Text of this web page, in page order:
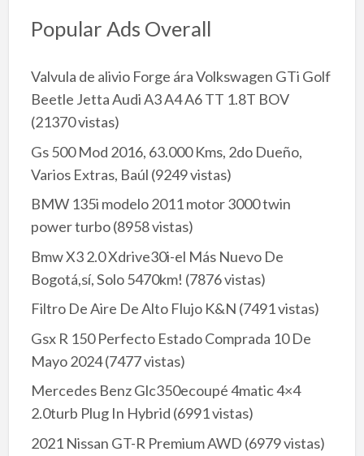
Popular Ads Overall
Valvula de alivio Forge ára Volkswagen GTi Golf
Beetle Jetta Audi A3 A4 A6 TT 1.8T BOV
(21370 vistas)
Gs 500 Mod 2016, 63.000 Kms, 2do Dueño,
Varios Extras, Baúl (9249 vistas)
BMW 135i modelo 2011 motor 3000 twin
power turbo(8958 vistas)
Bmw X3 2.0 Xdrive30i-el Más Nuevo De
Bogotá,sí, Solo 5470km! (7876 vistas)
Filtro De Aire De Alto Flujo K&N (7491 vistas)
Gsx R 150 Perfecto Estado Comprada 10 De
Mayo 2024(7477 vistas)
Mercedes Benz Glc350ecoupé 4matic 4×4
2.0turb Plug In Hybrid (6991 vistas)
2021 Nissan GT-R Premium AWD (6979 vistas)